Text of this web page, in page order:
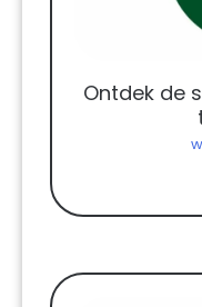
Ontdek de